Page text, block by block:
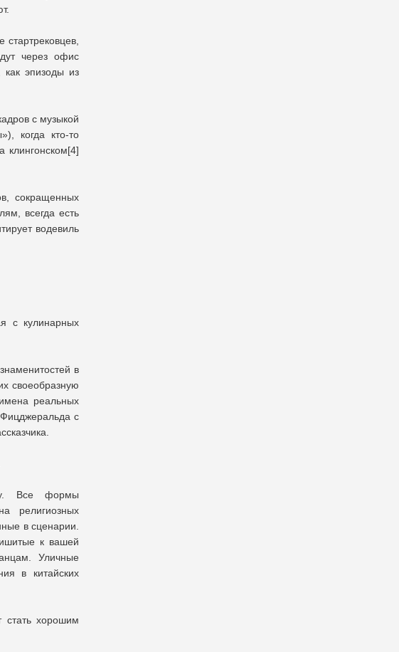
через офис
как эпизоды из
с музыкой
когда кто-то
сокращенных
всегда есть
водевиль
с кулинарных
в
своеобразную
реальных
с
Все формы
религиозных
в сценарии.
к вашей
Уличные
в китайских
хорошим